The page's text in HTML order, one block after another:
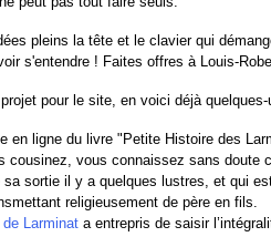
pleins la tête et le clavier qui
s'entendre ! Faites offres à Louis-
pour le site, en voici déjà
en ligne du livre "Petite Histoire des
cousinez, vous connaissez sans doute
sa sortie il y a quelques lustres, et qui
religieusement de père en fils.
de Larminat a entrepris de saisir